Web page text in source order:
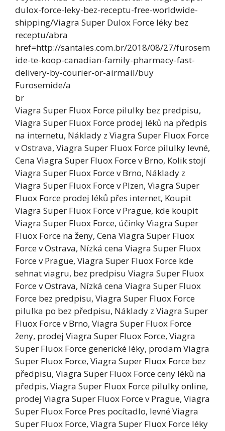
dulox-force-leky-bez-receptu-free-worldwide-
shipping/Viagra Super Dulox Force léky bez
receptu/abra
href=http://santales.com.br/2018/08/27/furosem
ide-te-koop-canadian-family-pharmacy-fast-
delivery-by-courier-or-airmail/buy
Furosemide/a
br
Viagra Super Fluox Force pilulky bez predpisu,
Viagra Super Fluox Force prodej léků na předpis
na internetu, Náklady z Viagra Super Fluox Force
v Ostrava, Viagra Super Fluox Force pilulky levné,
Cena Viagra Super Fluox Force v Brno, Kolik stojí
Viagra Super Fluox Force v Brno, Náklady z
Viagra Super Fluox Force v Plzen, Viagra Super
Fluox Force prodej léků přes internet, Koupit
Viagra Super Fluox Force v Prague, kde koupit
Viagra Super Fluox Force, účinky Viagra Super
Fluox Force na ženy, Cena Viagra Super Fluox
Force v Ostrava, Nízká cena Viagra Super Fluox
Force v Prague, Viagra Super Fluox Force kde
sehnat viagru, bez predpisu Viagra Super Fluox
Force v Ostrava, Nízká cena Viagra Super Fluox
Force bez predpisu, Viagra Super Fluox Force
pilulka po bez předpisu, Náklady z Viagra Super
Fluox Force v Brno, Viagra Super Fluox Force
ženy, prodej Viagra Super Fluox Force, Viagra
Super Fluox Force generické léky, prodam Viagra
Super Fluox Force, Viagra Super Fluox Force bez
předpisu, Viagra Super Fluox Force ceny léků na
předpis, Viagra Super Fluox Force pilulky online,
prodej Viagra Super Fluox Force v Prague, Viagra
Super Fluox Force Pres pocítadlo, levné Viagra
Super Fluox Force, Viagra Super Fluox Force léky